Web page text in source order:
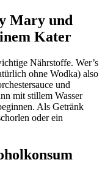
Mary und
Kater
Nährstoffe. Wer’s
ohne Wodka) also
und
mit stillem Wasser
Als Getränk
oder ein